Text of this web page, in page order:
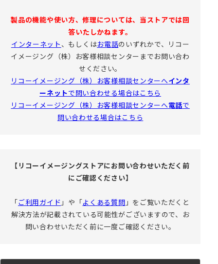
製品の機能や使い方、修理については、当ストアでは回
答いたしかねます。
インターネット 、もしくはお電話のいずれかで、リコー
イメージング（株）お客様相談センターまでお問い合わ
せください。
リコーイメージング（株）お客様相談センターへインタ
ーネットで問い合わせる場合はこちら
リコーイメージング（株）お客様相談センターへ電話で
問い合わせる場合はこちら
【リコーイメージングストアにお問い合わせいただく前
にご確認ください】
「 ご利用ガイド 」や「 よくある質問 」をご覧いただくと
解決方法が記載されている可能性がございますので、お
問い合わせいただく前に一度ご確認ください。